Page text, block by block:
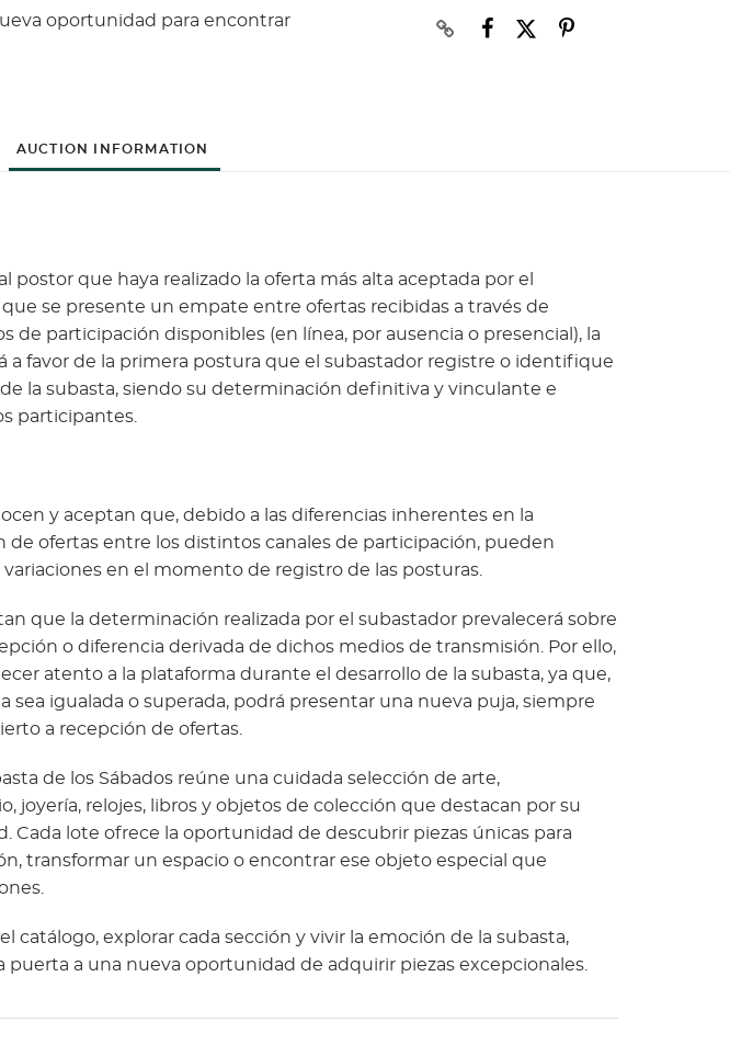
oportunidad para encontrar
AUCTION INFORMATION
postor que haya realizado la oferta más alta aceptada por el
se presente un empate entre ofertas recibidas a través de
de participación disponibles (en línea, por ausencia o presencial), la
a favor de la primera postura que el subastador registre o identifique
la subasta, siendo su determinación definitiva y vinculante e
participantes.
y aceptan que, debido a las diferencias inherentes en la
de ofertas entre los distintos canales de participación, pueden
en el momento de registro de las posturas.
que la determinación realizada por el subastador prevalecerá sobre
o diferencia derivada de dichos medios de transmisión. Por ello,
atento a la plataforma durante el desarrollo de la subasta, ya que,
sea igualada o superada, podrá presentar una nueva puja, siempre
a recepción de ofertas.
de los Sábados reúne una cuidada selección de arte,
joyería, relojes, libros y objetos de colección que destacan por su
Cada lote ofrece la oportunidad de descubrir piezas únicas para
transformar un espacio o encontrar ese objeto especial que
catálogo, explorar cada sección y vivir la emoción de la subasta,
puerta a una nueva oportunidad de adquirir piezas excepcionales.